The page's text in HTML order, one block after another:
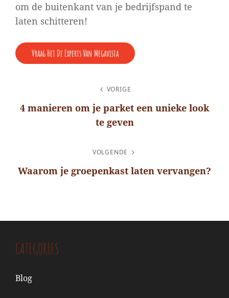
om de buitenkant van je bedrijfspand te
laten schitteren!
Vraag Het De Experts Van Megavista
NAVIGATIE
VORIGE
4 manieren om je parket een unieke look
te geven
VOLGENDE
Waarom je groepenkast laten vervangen?
CATEGORIES
Blog